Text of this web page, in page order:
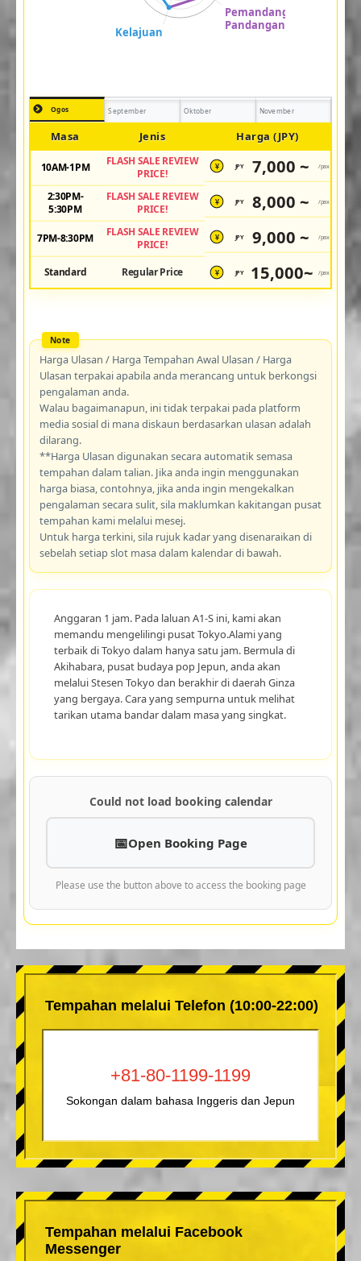
Ogos September Oktober November
Masa Jenis Harga (JPY)
10AM-1PM
FLASH SALE REVIEW
PRICE!
¥ JPY 7,000 ~ /pax
2:30PM-
5:30PM
FLASH SALE REVIEW
PRICE!
¥ JPY 8,000 ~ /pax
7PM-8:30PM
FLASH SALE REVIEW
PRICE!
¥ JPY 9,000 ~ /pax
Standard Regular Price ¥ JPY 15,000~ /pax
Harga Ulasan / Harga Tempahan Awal Ulasan / Harga
Ulasan terpakai apabila anda merancang untuk berkongsi
pengalaman anda.
Walau bagaimanapun, ini tidak terpakai pada platform
media sosial di mana diskaun berdasarkan ulasan adalah
dilarang.
**Harga Ulasan digunakan secara automatik semasa
tempahan dalam talian. Jika anda ingin menggunakan
harga biasa, contohnya, jika anda ingin mengekalkan
pengalaman secara sulit, sila maklumkan kakitangan pusat
tempahan kami melalui mesej.
Untuk harga terkini, sila rujuk kadar yang disenaraikan di
sebelah setiap slot masa dalam kalendar di bawah.
Anggaran 1 jam. Pada laluan A1-S ini, kami akan
memandu mengelilingi pusat Tokyo.Alami yang
terbaik di Tokyo dalam hanya satu jam. Bermula di
Akihabara, pusat budaya pop Jepun, anda akan
melalui Stesen Tokyo dan berakhir di daerah Ginza
yang bergaya. Cara yang sempurna untuk melihat
tarikan utama bandar dalam masa yang singkat.
Could not load booking calendar
Open Booking Page
Please use the button above to access the booking page
Tempahan melalui Telefon (10:00-22:00)
+81-80-1199-1199
Sokongan dalam bahasa Inggeris dan Jepun
Tempahan melalui Facebook
Messenger